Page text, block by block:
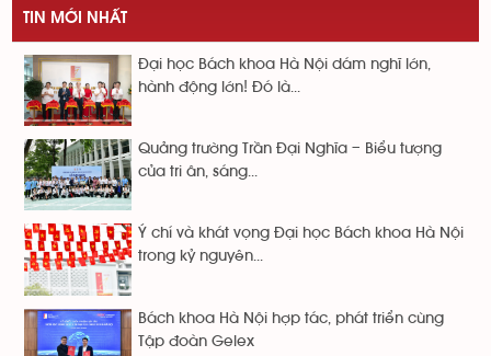
TIN MỚI NHẤT
Đại học Bách khoa Hà Nội dám nghĩ lớn,
hành động lớn! Đó là...
Quảng trường Trần Đại Nghĩa – Biểu tượng
của tri ân, sáng...
Ý chí và khát vọng Đại học Bách khoa Hà Nội
trong kỷ nguyên...
Bách khoa Hà Nội hợp tác, phát triển cùng
Tập đoàn Gelex